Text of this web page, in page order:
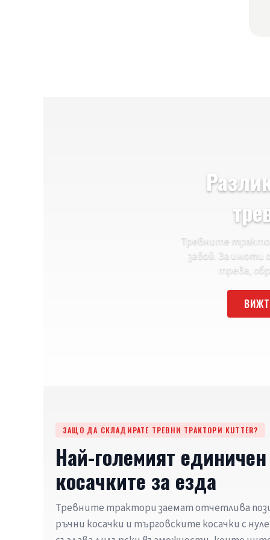
Тревните
завой. За имоти
трева,
ЗАЩО ДА СКЛАДИРАТЕ ТРЕВНИ ТРАКТОРИ KUTTER?
Най-големият
косачките за езда
Тревните трактори заемат отчетлива
ръчни косачки и търговските косачки с